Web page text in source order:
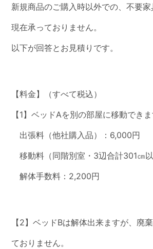
新規商品のご購入時以外での、不要家
現在承っておりません。
以下が回答とお見積りです。
【料金】（すべて税込）
【1】ベッドAを別の部屋に移動できま
出張料（他社購入品）：6,000円
移動料（同階別室・3辺合計301㎝
解体手数料：2,200円
【2】ベッドBは解体出来ますが、廃
ておりません。